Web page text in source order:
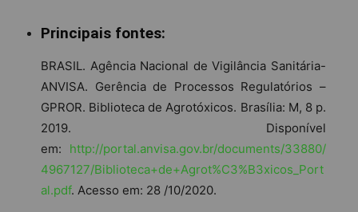
Principais fontes:
BRASIL. Agência Nacional de Vigilância Sanitária-
ANVISA. Gerência de Processos Regulatórios –
GPROR. Biblioteca de Agrotóxicos. Brasília: M, 8 p.
2019. Disponível
em: http://portal.anvisa.gov.br/documents/33880/
4967127/Biblioteca+de+Agrot%C3%B3xicos_Port
al.pdf. Acesso em: 28 /10/2020.